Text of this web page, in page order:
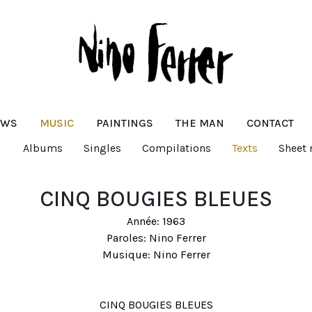
MUSIC
Albums
Singles Compilations Texts Sheet
PAINTINGS THE MAN CONTACT
CINQ BOUGIES BLEUES
Année: 1963
Paroles: Nino Ferrer
Musique: Nino Ferrer
CINQ BOUGIES BLEUES